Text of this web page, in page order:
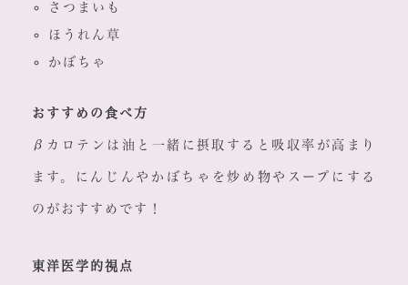
さつまいも
ほうれん草
かぼちゃ
おすすめの食べ方
βカロテンは油と一緒に摂取すると吸収率が高まり
ます。にんじんやかぼちゃを炒め物やスープにする
のがおすすめです！
東洋医学的視点